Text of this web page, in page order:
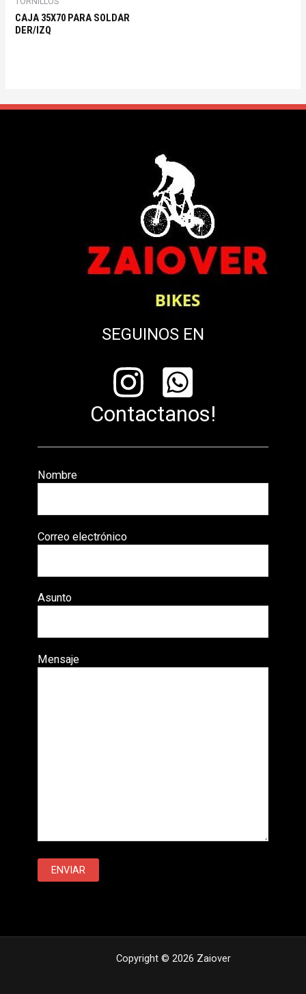
CAJA 35X70 PARA SOLDAR
DER/IZQ
SEGUINOS EN
Contactanos!
Nombre
Correo electrónico
Asunto
Mensaje
Copyright © 2026 Zaiover